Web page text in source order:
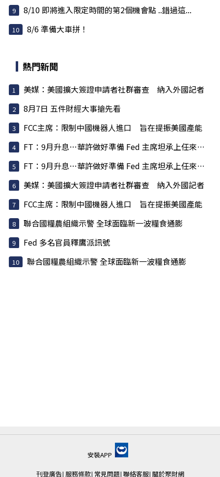
8/10 即將進入限定時間的第2個機會點 ..錯過這...
8/6 準備大車拼！
熱門新聞
美媒：美國擴大簽證申請者社群審查 納入外國記者
8月7日 五件財經大事搶先看
FCC主席：限制中國機器人進口 旨在提振美國產能
FT：9月升息…華許做好準備 Fed 主席坦承上任來犯了一些錯
FT：9月升息…華許做好準備 Fed 主席坦承上任來犯了一些錯
美媒：美國擴大簽證申請者社群審查 納入外國記者
FCC主席：限制中國機器人進口 旨在提振美國產能
聯合國糧農組織示警 全球面臨新一波糧食通膨
Fed 多名官員釋鷹派訊號
聯合國糧農組織示警 全球面臨新一波糧食通膨
安裝APP
刊登廣告| 服務條款| 常見問題| 聯絡客服| 關於聚財網